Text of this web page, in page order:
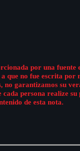
por una fuente
que no fue escrita por
no garantizamos su
cada persona realize
de esta nota.